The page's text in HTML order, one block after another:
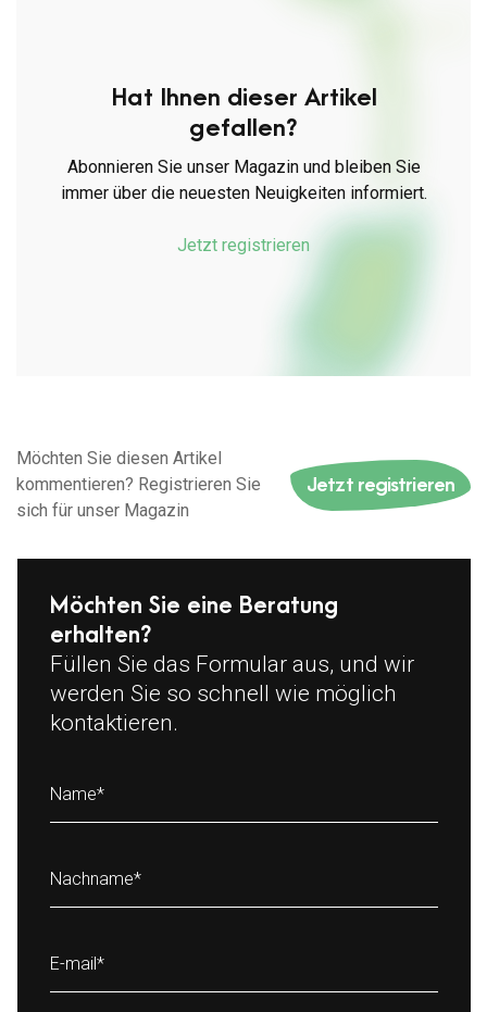
Hat Ihnen dieser Artikel
gefallen?
Abonnieren Sie unser Magazin und bleiben Sie
immer über die neuesten Neuigkeiten informiert.
Jetzt registrieren
Möchten Sie diesen Artikel
kommentieren? Registrieren Sie
sich für unser Magazin
Jetzt registrieren
Möchten Sie eine Beratung
erhalten?
Füllen Sie das Formular aus, und wir
werden Sie so schnell wie möglich
kontaktieren.
Name*
Nachname*
E-mail*